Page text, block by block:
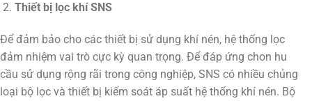
Thiết bị lọc khí SNS
Để đảm bảo cho các thiết bị sử dụng khí nén, hệ thống lọc
đảm nhiệm vai trò cực kỳ quan trọng. Để đáp ứng chon hu
cầu sử dụng rộng rãi trong công nghiệp, SNS có nhiều chủng
loại bộ lọc và thiết bị kiểm soát áp suất hệ thống khí nén. Bộ